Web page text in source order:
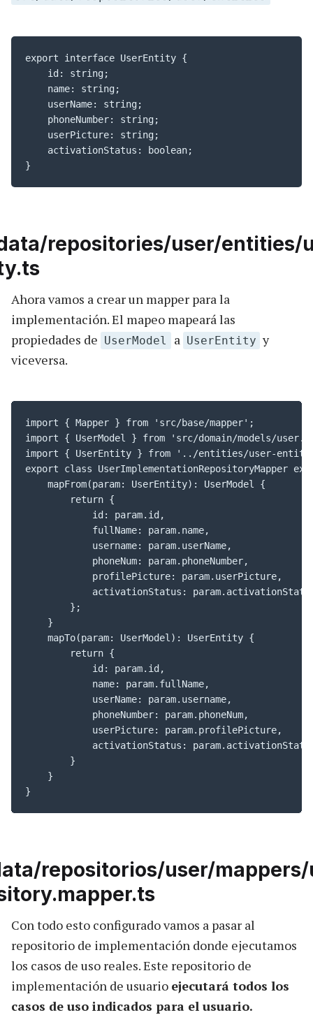
export interface UserEntity {
    id: string;
    name: string;
    userName: string;
    phoneNumber: string;
    userPicture: string;
    activationStatus: boolean;
}
repositories/user/entities/
Ahora vamos a crear un mapper para la
implementación. El mapeo mapeará las
propiedades de UserModel a UserEntity y
viceversa.
import { Mapper } from 'src/base/mapper';
import { UserModel } from 'src/domain/models/
import { UserEntity } from '../entities/user-
export class UserImplementationRepositoryMapper
    mapFrom(param: UserEntity): UserModel {
        return {
            id: param.id,
            fullName: param.name,
            username: param.userName,
            phoneNum: param.phoneNumber,
            profilePicture: param.userPicture,
activationStatus:
        };
    }
    mapTo(param: UserModel): UserEntity {
        return {
            id: param.id,
            name: param.fullName,
            userName: param.username,
            phoneNumber: param.phoneNum,
            userPicture: param.profilePicture,
activationStatus:
        }
    }
}
repositorios/user/
Con todo esto configurado vamos a pasar al
repositorio de implementación donde ejecutamos
los casos de uso reales. Este repositorio de
implementación de usuario ejecutará todos los
casos de uso indicados para el usuario.